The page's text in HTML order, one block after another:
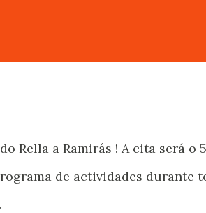
Rella a Ramirás ! A cita será o
de actividades durante